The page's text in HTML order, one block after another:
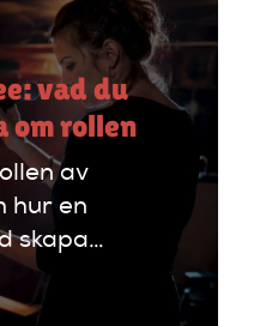
vad du
om rollen
av
hur en
skapar
genom